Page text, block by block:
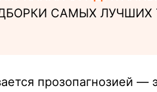
САМЫХ ЛУЧШИХ
прозопагнозией —